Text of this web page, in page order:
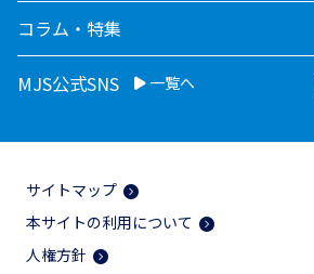
コラム・特集
MJS公式SNS 一覧へ
サイトマップ
本サイトの利用について
人権方針